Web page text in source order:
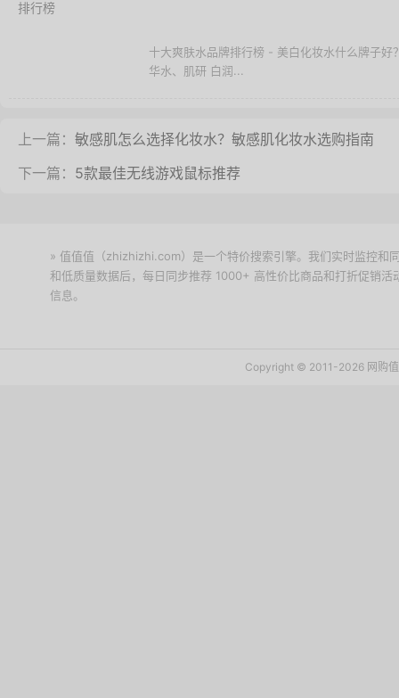
十大爽肤水品牌排行榜 - 美白化妆水什么牌子
华水、肌研 白润...
上一篇： 敏感肌怎么选择化妆水？敏感肌化妆水选购指南
下一篇： 5款最佳无线游戏鼠标推荐
» 值值值（zhizhizhi.com）是一个特价搜索引擎。我们实时监控和
和低质量数据后，每日同步推荐 1000+ 高性价比商品和打折促销
信息。
Copyright © 2011-2026 网购